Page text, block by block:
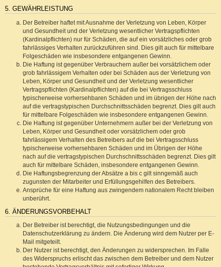
5. GEWÄHRLEISTUNG
Der Betreiber haftet mit Ausnahme der Verletzung von Leben, Körper
und Gesundheit und der Verletzung wesentlicher Vertragspflichten
(Kardinalpflichten) nur für Schäden, die auf ein vorsätzliches oder grob
fahrlässiges Verhalten zurückzuführen sind. Dies gilt auch für mittelbare
Folgeschäden wie insbesondere entgangenen Gewinn.
Die Haftung ist gegenüber Verbrauchern außer bei vorsätzlichem oder
grob fahrlässigem Verhalten oder bei Schäden aus der Verletzung von
Leben, Körper und Gesundheit und der Verletzung wesentlicher
Vertragspflichten (Kardinalpflichten) auf die bei Vertragsschluss
typischerweise vorhersehbaren Schäden und im übrigen der Höhe nach
auf die vertragstypischen Durchschnittsschäden begrenzt. Dies gilt auch
für mittelbare Folgeschäden wie insbesondere entgangenen Gewinn.
Die Haftung ist gegenüber Unternehmern außer bei der Verletzung von
Leben, Körper und Gesundheit oder vorsätzlichem oder grob
fahrlässigem Verhalten des Betreibers auf die bei Vertragsschluss
typischerweise vorhersehbaren Schäden und im Übrigen der Höhe
nach auf die vertragstypischen Durchschnittsschäden begrenzt. Dies gilt
auch für mittelbare Schäden, insbesondere entgangenen Gewinn.
Die Haftungsbegrenzung der Absätze a bis c gilt sinngemäß auch
zugunsten der Mitarbeiter und Erfüllungsgehilfen des Betreibers.
Ansprüche für eine Haftung aus zwingendem nationalem Recht bleiben
unberührt.
6. ÄNDERUNGSVORBEHALT
Der Betreiber ist berechtigt, die Nutzungsbedingungen und die
Datenschutzerklärung zu ändern. Die Änderung wird dem Nutzer per E-
Mail mitgeteilt.
Der Nutzer ist berechtigt, den Änderungen zu widersprechen. Im Falle
des Widerspruchs erlischt das zwischen dem Betreiber und dem Nutzer